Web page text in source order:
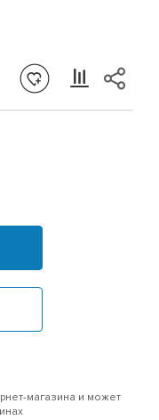
магазина и может